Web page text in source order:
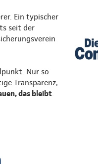
Ein typischer
seit der
Nur so
Transparenz,
das bleibt.